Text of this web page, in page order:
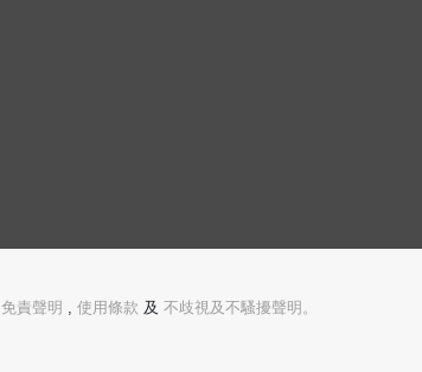
免責聲明 , 使用條款 及 不歧視及不騷擾聲明。